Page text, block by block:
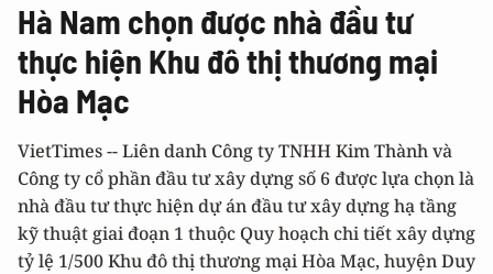
Hà Nam chọn được nhà đầu tư
thực hiện Khu đô thị thương mại
Hòa Mạc
VietTimes -- Liên danh Công ty TNHH Kim Thành và
Công ty cổ phần đầu tư xây dựng số 6 được lựa chọn là
nhà đầu tư thực hiện dự án đầu tư xây dựng hạ tầng
kỹ thuật giai đoạn 1 thuộc Quy hoạch chi tiết xây dựng
tỷ lệ 1/500 Khu đô thị thương mại Hòa Mạc, huyện Duy